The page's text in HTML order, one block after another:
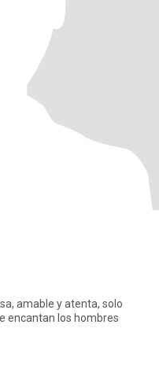
amable y atenta, solo
encantan los hombres